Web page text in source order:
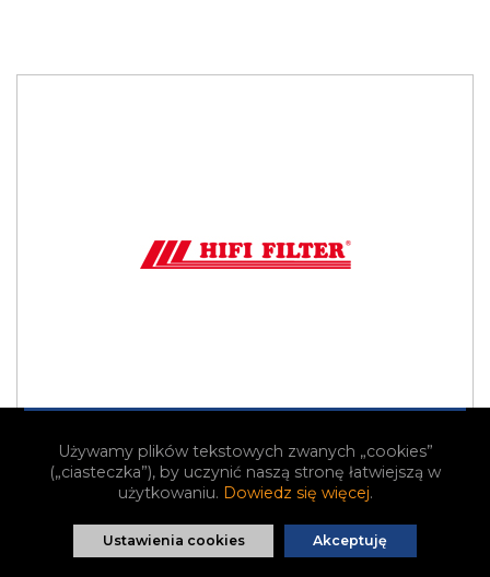
Filtry hydrauliczne
HiFi Filter Filtr hydrauliczny SH52166
TOWAR NA ZAMÓWIENIE
Używamy plików tekstowych zwanych „cookies”
(„ciasteczka”), by uczynić naszą stronę łatwiejszą w
użytkowaniu. Dowiedz się więcej.
Ustawienia cookies Akceptuję